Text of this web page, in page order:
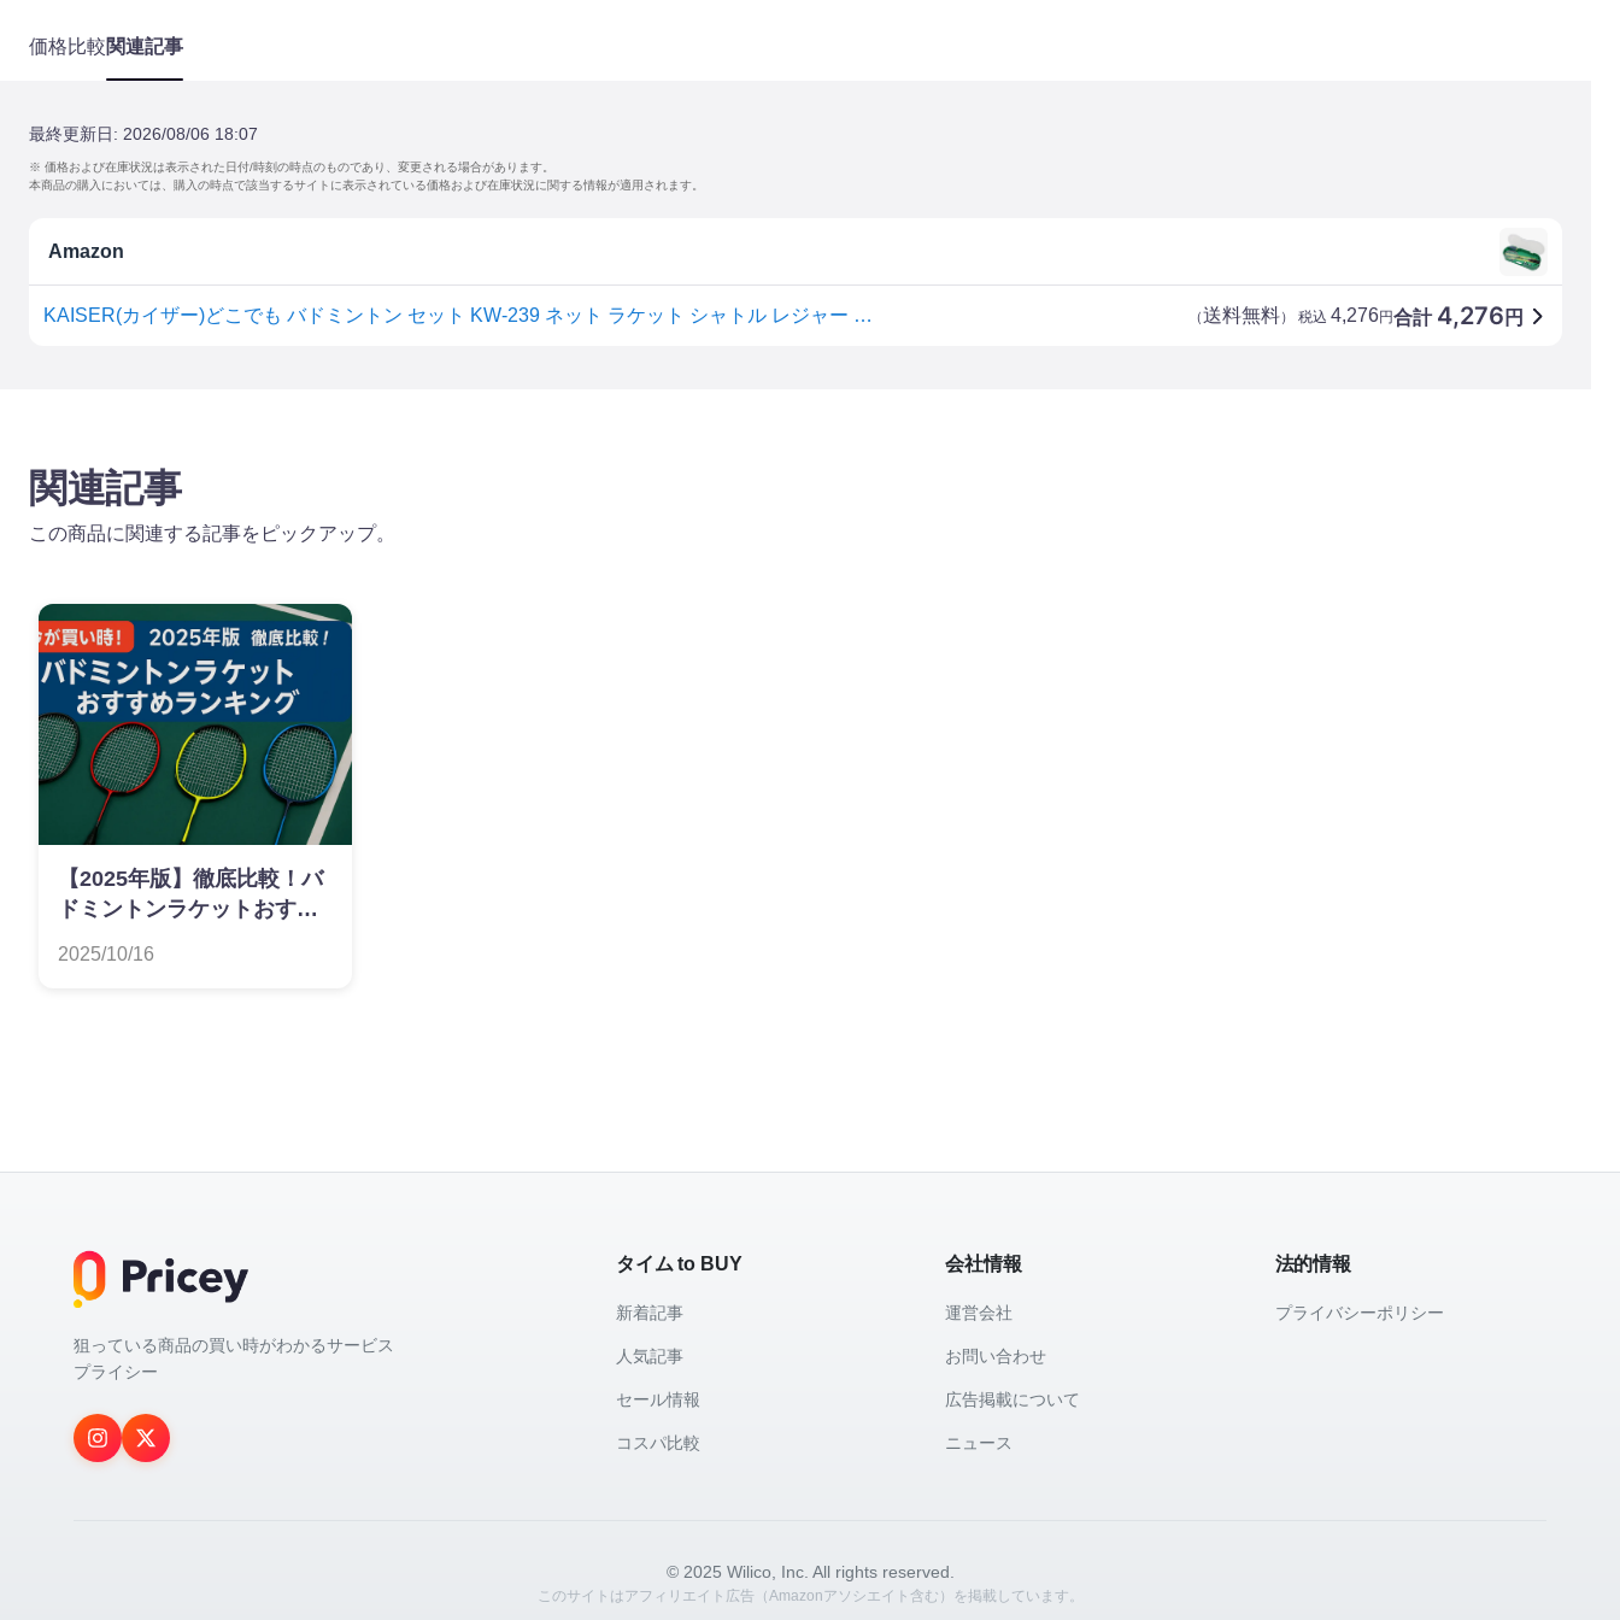
価格比較関連記事
最終更新日: 2026/08/06 18:07
※ 価格および在庫状況は表示された日付/時刻の時点のものであり、変更される場合があります。
本商品の購入においては、購入の時点で該当するサイトに表示されている価格および在庫状況に関する情報が適用されます。
Amazon
KAISER(カイザー)どこでも バドミントン セット KW-239 ネット ラケット シャトル レジャー ファミリースポーツ 合計 4,276 円
（送料無料） 税込 4,276円
関連記事
この商品に関連する記事をピックアップ。
【2025年版】徹底比較！バ
ドミントンラケットおすす
2025/10/16
狙っている商品の買い時がわかるサービス
プライシー
タイム to BUY
新着記事
人気記事
セール情報
コスパ比較
会社情報
運営会社
お問い合わせ
広告掲載について
ニュース
法的情報
プライバシーポリシー
© 2025 Wilico, Inc. All rights reserved.
このサイトはアフィリエイト広告（Amazonアソシエイト含む）を掲載しています。